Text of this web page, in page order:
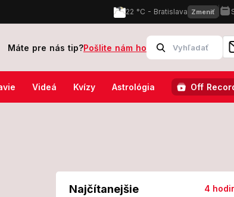
veľké plány: Prezident to nenechal len tak
Máte pre nás tip?Pošlite nám ho
Videá Kvízy Astrológia Off
Najčítanejšie 4